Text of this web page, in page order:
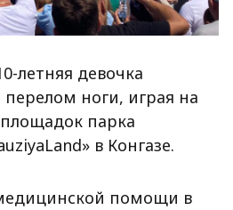
летняя девочка
ноги, играя на
парка
в Конгазе.
помощи в